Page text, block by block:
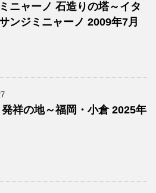
ニャーノ 石造りの塔～イタ
ンジミニャーノ 2009年7月
祥の地～福岡・小倉 2025年